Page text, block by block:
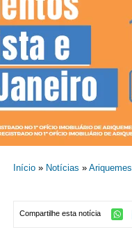
Início» Notícias » Ariquemes
Compartilhe esta notícia